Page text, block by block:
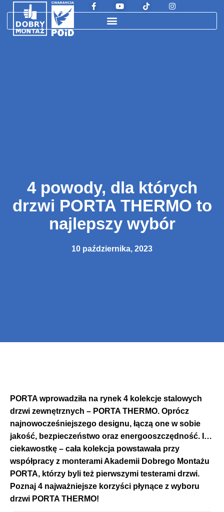
4 powody, dla których
drzwi PORTA THERMO to
najlepszy wybór
10 października, 2023
PORTA wprowadziła na rynek 4 kolekcje stalowych
drzwi zewnętrznych – PORTA THERMO. Oprócz
najnowocześniejszego designu, łączą one w sobie
jakość, bezpieczeństwo oraz energooszczędność. I…
ciekawostkę – cała kolekcja powstawała przy
współpracy z monterami Akademii Dobrego Montażu
PORTA, którzy byli też pierwszymi testerami drzwi.
Poznaj 4 najważniejsze korzyści płynące z wyboru
drzwi PORTA THERMO!